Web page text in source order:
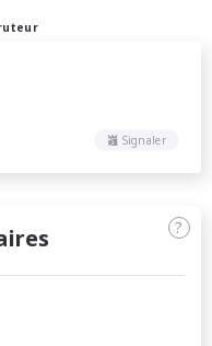
Signaler
?